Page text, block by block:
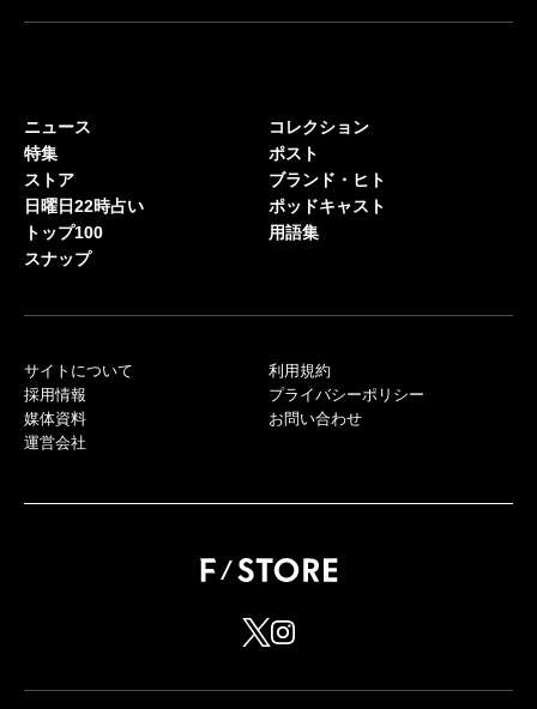
ニュース
特集
ストア
日曜日22時占い
トップ100
スナップ
コレクション
ポスト
ブランド・ヒト
ポッドキャスト
用語集
サイトについて
採用情報
媒体資料
運営会社
利用規約
プライバシーポリシー
お問い合わせ